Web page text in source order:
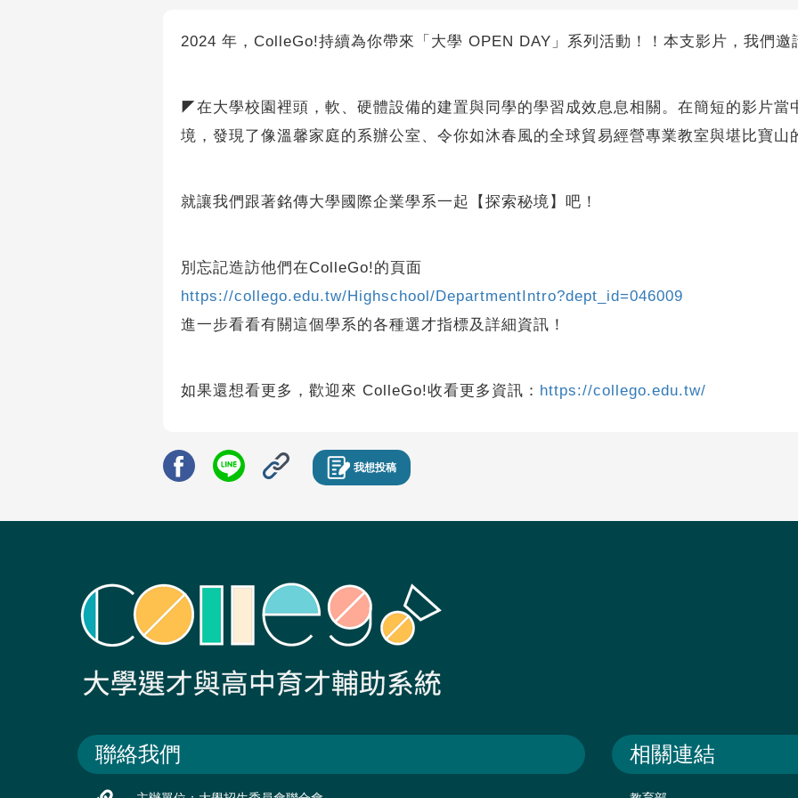
2024 年，ColleGo!持續為你帶來「大學 OPEN DAY」系列活動！！本支影片，我們邀
◤在大學校園裡頭，軟、硬體設備的建置與同學的學習成效息息相關。在簡短的影片當
境，發現了像溫馨家庭的系辦公室、令你如沐春風的全球貿易經營專業教室與堪比寶
就讓我們跟著銘傳大學國際企業學系一起【探索秘境】吧！
別忘記造訪他們在ColleGo!的頁面
https://collego.edu.tw/Highschool/DepartmentIntro?dept_id=046009
進一步看看有關這個學系的各種選才指標及詳細資訊！
如果還想看更多，歡迎來 ColleGo!收看更多資訊： https://collego.edu.tw/
我想投稿
聯絡我們 相關連結